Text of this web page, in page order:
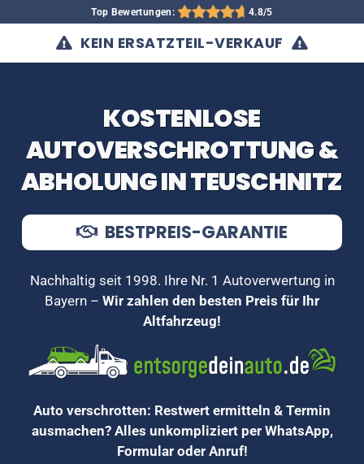
Top Bewertungen: 4.8/5
KEIN ERSATZTEIL-VERKAUF
KOSTENLOSE
AUTOVERSCHROTTUNG &
ABHOLUNG IN TEUSCHNITZ
BESTPREIS-GARANTIE
Nachhaltig seit 1998. Ihre Nr. 1 Autoverwertung in
Bayern – Wir zahlen den besten Preis für Ihr
Altfahrzeug!
Auto verschrotten: Restwert ermitteln & Termin
ausmachen? Alles unkompliziert per WhatsApp,
Formular oder Anruf!